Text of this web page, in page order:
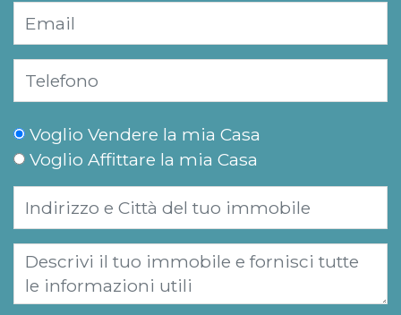
Voglio Vendere la mia Casa
Voglio Affittare la mia Casa